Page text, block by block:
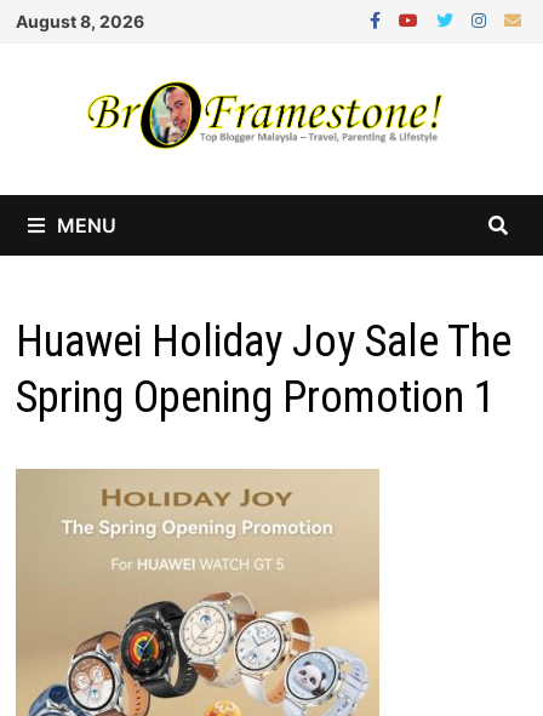
Skip
August 8, 2026
MENU
Huawei Holiday Joy Sale The
Spring Opening Promotion 1